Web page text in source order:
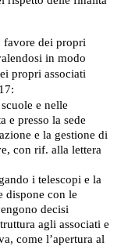
favore dei propri
in modo
propri associati
e nelle
e presso la sede
e la gestione di
con rif. alla lettera
i telescopi e la
dispone con le
decisi
agli associati e
come l’apertura al